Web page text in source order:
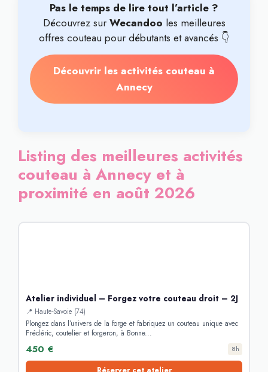
Pas le temps de lire tout l’article ?
Découvrez sur Wecandoo les meilleures
offres couteau pour débutants et avancés 👇
Découvrir les activités couteau à
Annecy
Listing des meilleures activités
couteau à Annecy et à
proximité en août 2026
Atelier individuel – Forgez votre couteau droit – 2J
📍 Haute-Savoie (74)
Plongez dans l’univers de la forge et fabriquez un couteau unique avec
Frédéric, coutelier et forgeron, à Bonne...
450 € 8h